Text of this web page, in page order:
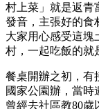
村上菜」就是返青
發音，主張好的食
大家用心感受這塊
村，一起吃飯的就
餐桌開辦之初，有
國家公園辦，當時
曾經去社區教80